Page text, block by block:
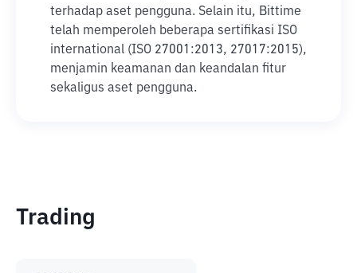
terhadap aset pengguna. Selain itu, Bittime
telah memperoleh beberapa sertifikasi ISO
international (ISO 27001:2013, 27017:2015),
menjamin keamanan dan keandalan fitur
sekaligus aset pengguna.
Trading